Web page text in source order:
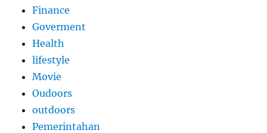
Finance
Goverment
Health
lifestyle
Movie
Oudoors
outdoors
Pemerintahan